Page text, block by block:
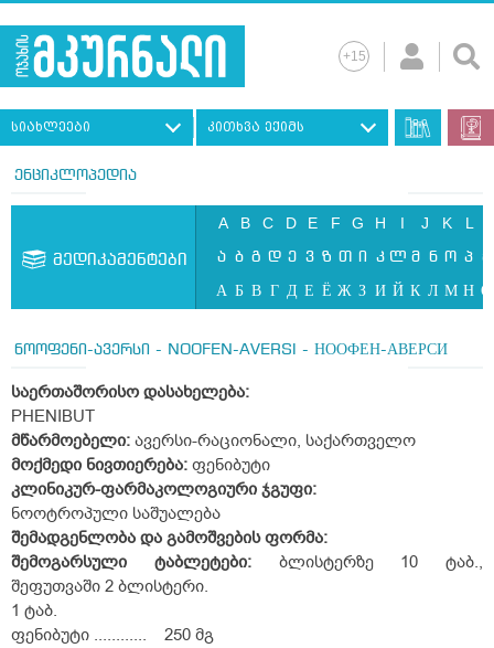
სიახლეები კითხვა ექიმს
ენციკლოპედია
მედიკამენტები
A B C D E F G H I J K L
ა ბ გ დ ე ვ ზ თ ი კ ლ მ ნ ო პ ჟ
А Б В Г Д Е Ё Ж З И Й К Л М Н О
ნოოფენი-ავერსი - NOOFEN-AVERSI - НООФЕН-АВЕРСИ
საერთაშორისო დასახელება:
PHENIBUT
მწარმოებელი: ავერსი-რაციონალი, საქართველო
მოქმედი ნივთიერება: ფენიბუტი
კლინიკურ-ფარმაკოლოგიური ჯგუფი:
ნოოტროპული საშუალება
შემადგენლობა და გამოშვების ფორმა:
შემოგარსული
ტაბლეტები:ბლისტერზე 10 ტაბ.,
შეფუთვაში 2 ბლისტერი.
1 ტაბ.
ფენიბუტი ............ 250 მგ